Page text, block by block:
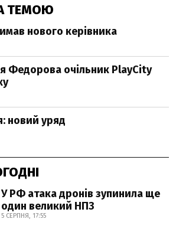
ТЕМОЮ
нового керівника
Федорова очільник PlayCity
новий уряд
У РФ атака дронів зупинила ще
один великий НПЗ
5 СЕРПНЯ, 17:55